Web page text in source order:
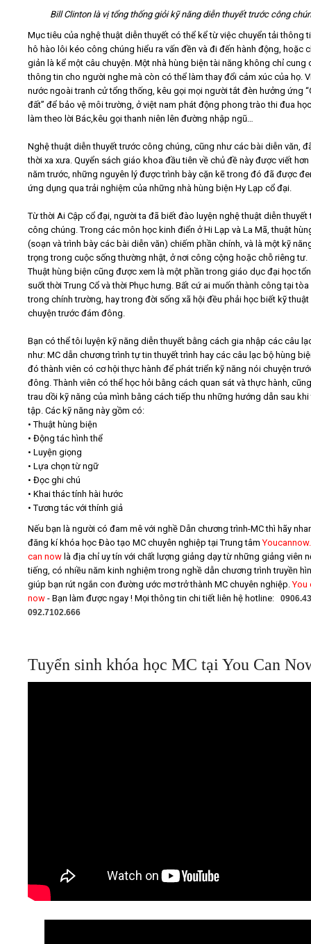
Bill Clinton là vị tổng thống giỏi kỹ năng diễn thuyết trước công
Mục tiêu của nghệ thuật diễn thuyết có thể kể từ việc chuyển tải thông
hô hào lôi kéo công chúng hiểu ra vấn đền và đi đến hành động, hoặc
giản là kể một câu chuyện. Một nhà hùng biện tài năng không chỉ cung
thông tin cho người nghe mà còn có thể làm thay đổi cảm xúc của họ.
nước ngoài tranh cử tổng thống, kêu gọi mọi người tắt đèn hưởng ứng
đất” để bảo vệ môi trường, ở việt nam phát động phong trào thi đua
làm theo lời Bác,kêu gọi thanh niên lên đường nhập ngũ…
Nghệ thuật diễn thuyết trước công chúng, cũng như các bài diễn văn,
thời xa xưa. Quyển sách giáo khoa đầu tiên về chủ đề này được viết hơn
năm trước, những nguyên lý được trình bày cặn kẽ trong đó đã được
ứng dụng qua trải nghiệm của những nhà hùng biện Hy Lạp cổ đại.
Từ thời Ai Cập cổ đại, người ta đã biết đào luyện nghệ thuật diễn thuyết
công chúng. Trong các môn học kinh điển ở Hi Lạp và La Mã, thuật
(soạn và trình bày các bài diễn văn) chiếm phần chính, và là một kỹ
trọng trong cuộc sống thường nhật, ở nơi công cộng hoặc chỗ riêng tư.
Thuật hùng biện cũng được xem là một phần trong giáo dục đại học
suốt thời Trung Cổ và thời Phục hưng. Bất cứ ai muốn thành công tại tòa
trong chính trường, hay trong đời sống xã hội đều phải học biết kỹ thuật
chuyện trước đám đông.
Bạn có thể tôi luyện kỹ năng diễn thuyết bằng cách gia nhập các câu
như: MC dẫn chương trình tự tin thuyết trình hay các câu lạc bộ hùng
đó thành viên có cơ hội thực hành để phát triển kỹ năng nói chuyện
đông. Thành viên có thể học hỏi bằng cách quan sát và thực hành,
trau dồi kỹ năng của mình bằng cách tiếp thu những hướng dẫn sau
tập. Các kỹ năng này gồm có:
• Thuật hùng biện
• Động tác hình thể
• Luyện giọng
• Lựa chọn từ ngữ
• Đọc ghi chú
• Khai thác tính hài hước
• Tương tác với thính giả
Nếu bạn là người có đam mê với nghề Dẫn chương trình-MC thì hãy
đăng kí khóa học Đào tạo MC chuyên nghiệp tại Trung tâmYoucannow.
can now là địa chỉ uy tín với chất lượng giảng dạy từ những giảng viên
tiếng, có nhiều năm kinh nghiệm trong nghề dẫn chương trình truyền
giúp bạn rút ngắn con đường ước mơ trở thành MC chuyên nghiệp.You
now - Bạn làm được ngay ! Mọi thông tin chi tiết liên hệ hotline:
092.7102.666
Tuyển sinh khóa học MC tại You Can